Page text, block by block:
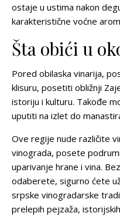
ostaje u ustima nakon
karakteristične voćne
Šta obići u
Pored obilaska vinarija,
klisuru, posetiti obližnji
istoriju i kulturu. Takođe
uputiti na izlet do
Ove regije nude različite
vinograda, posete
uparivanje hrane i vina.
odaberete, sigurno ćete
srpske vinogradarske
prelepih pejzaža,